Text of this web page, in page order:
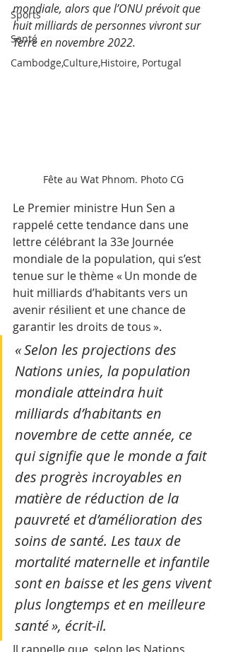
Sports
Santé
Cambodge,Culture,Histoire, Portugal
mondiale, alors que l’ONU prévoit que
huit milliards de personnes vivront sur
Terre en novembre 2022.
Fête au Wat Phnom. Photo CG
Le Premier ministre Hun Sen a
rappelé cette tendance dans une
lettre célébrant la 33e Journée
mondiale de la population, qui s’est
tenue sur le thème « Un monde de
huit milliards d’habitants vers un
avenir résilient et une chance de
garantir les droits de tous ».
« Selon les projections des
Nations unies, la population
mondiale atteindra huit
milliards d’habitants en
novembre de cette année, ce
qui signifie que le monde a fait
des progrès incroyables en
matière de réduction de la
pauvreté et d’amélioration des
soins de santé. Les taux de
mortalité maternelle et infantile
sont en baisse et les gens vivent
plus longtemps et en meilleure
santé », écrit-il.